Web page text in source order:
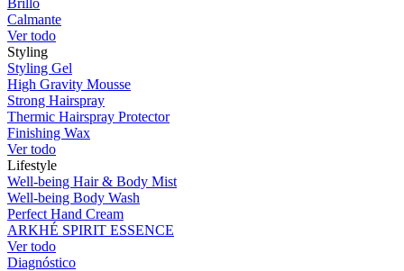
Brillo
Calmante
Ver todo
Styling
Styling Gel
High Gravity Mousse
Strong Hairspray
Thermic Hairspray Protector
Finishing Wax
Ver todo
Lifestyle
Well-being Hair & Body Mist
Well-being Body Wash
Perfect Hand Cream
ARKHÉ SPIRIT ESSENCE
Ver todo
Diagnóstico